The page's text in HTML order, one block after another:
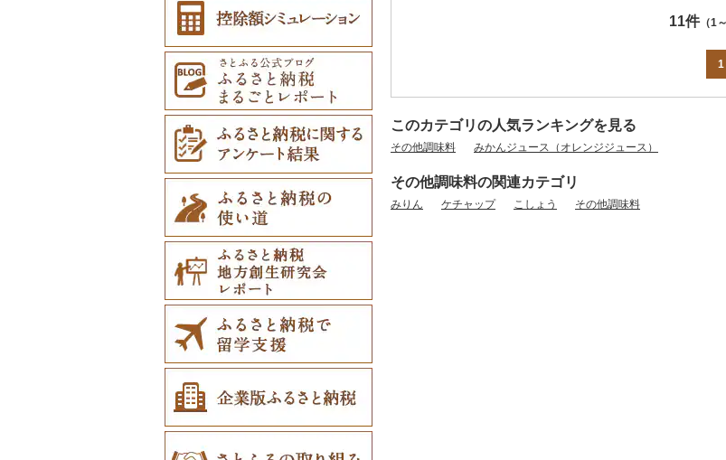
11件（1
1
このカテゴリの人気ランキングを見る
その他調味料 みかんジュース（オレンジジュース）
その他調味料の関連カテゴリ
みりん ケチャップ こしょう その他調味料